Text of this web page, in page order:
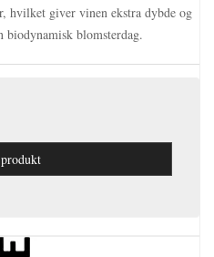
hvilket giver vinen ekstra dybde og
biodynamisk blomsterdag.